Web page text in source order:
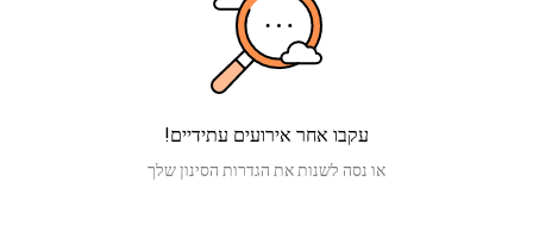
עקבו אחר אירועים עתידיים!
או נסה לשנות את הגדרות הסינון שלך